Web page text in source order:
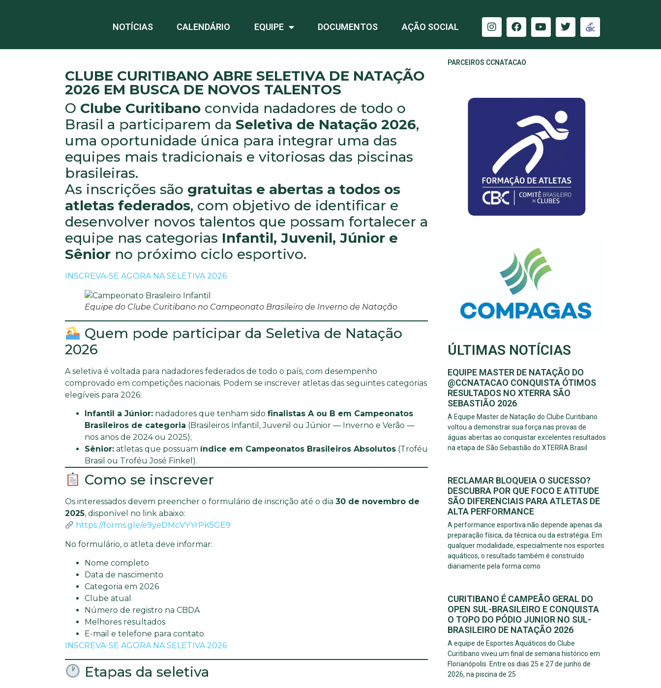
NOTÍCIAS CALENDÁRIO EQUIPE DOCUMENTOS AÇÃO SOCIAL
CLUBE CURITIBANO ABRE SELETIVA DE NATAÇÃO
2026 EM BUSCA DE NOVOS TALENTOS
O Clube Curitibano convida nadadores de todo o
Brasil a participarem da Seletiva de Natação 2026,
uma oportunidade única para integrar uma das
equipes mais tradicionais e vitoriosas das piscinas
brasileiras.
As inscrições são gratuitas e abertas a todos os
atletas federados, com objetivo de identificar e
desenvolver novos talentos que possam fortalecer a
equipe nas categorias Infantil, Juvenil, Júnior e
Sênior no próximo ciclo esportivo.
INSCREVA-SE AGORA NA SELETIVA 2026
Equipe do Clube Curitibano no Campeonato Brasileiro de Inverno de Natação
Quem pode participar da Seletiva de Natação
2026
A seletiva é voltada para nadadores federados de todo o país, com desempenho
comprovado em competições nacionais. Podem se inscrever atletas das seguintes categorias
elegíveis para 2026:
Infantil a Júnior: nadadores que tenham sido finalistas A ou B em Campeonatos
Brasileiros de categoria (Brasileiros Infantil, Juvenil ou Júnior — Inverno e Verão —
nos anos de 2024 ou 2025);
Sênior: atletas que possuam índice em Campeonatos Brasileiros Absolutos (Troféu
Brasil ou Troféu José Finkel).
Como se inscrever
Os interessados devem preencher o formulário de inscrição até o dia 30 de novembro de
2025, disponível no link abaixo:
https://forms.gle/e9yeDMcVYYrPK5GE9
No formulário, o atleta deve informar:
Nome completo
Data de nascimento
Categoria em 2026
Clube atual
Número de registro na CBDA
Melhores resultados
E-mail e telefone para contato
INSCREVA-SE AGORA NA SELETIVA 2026
Etapas da seletiva
PARCEIROS CCNATACAO
ÚLTIMAS NOTÍCIAS
EQUIPE MASTER DE NATAÇÃO DO
@CCNATACAO CONQUISTA ÓTIMOS
RESULTADOS NO XTERRA SÃO
SEBASTIÃO 2026
A Equipe Master de Natação do Clube Curitibano
voltou a demonstrar sua força nas provas de
águas abertas ao conquistar excelentes resultados
na etapa de São Sebastião do XTERRA Brasil
RECLAMAR BLOQUEIA O SUCESSO?
DESCUBRA POR QUE FOCO E ATITUDE
SÃO DIFERENCIAIS PARA ATLETAS DE
ALTA PERFORMANCE
A performance esportiva não depende apenas da
preparação física, da técnica ou da estratégia. Em
qualquer modalidade, especialmente nos esportes
aquáticos, o resultado também é construído
diariamente pela forma como
CURITIBANO É CAMPEÃO GERAL DO
OPEN SUL-BRASILEIRO E CONQUISTA
O TOPO DO PÓDIO JUNIOR NO SUL-
BRASILEIRO DE NATAÇÃO 2026
A equipe de Esportes Aquáticos do Clube
Curitibano viveu um final de semana histórico em
Florianópolis. Entre os dias 25 e 27 de junho de
2026, na piscina de 25